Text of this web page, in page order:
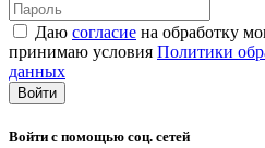
Даю согласие на обработку
принимаю условия Политики
данных
Войти
Войти с помощью соц. сетей